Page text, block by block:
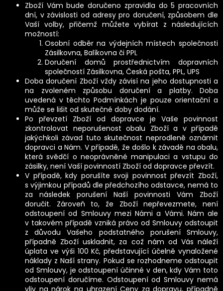
Zboží Vám bude doručeno zpravidla do 5 pracovních
dní, v závislosti od adresy pro doručení, způsobem dle
Vaší volby, přičemž můžete vybírat z následujících
možností:
Osobní odběr na výdejních místech společnosti
Zásilkovna, Balíkovna či PPL
Doručení domů prostřednictvím dopravních
společností Zásilkovna, Česká pošta, PPL, UPS
Doba doručení Zboží vždy závisí na jeho dostupnosti a
na zvoleném způsobu doručení a platby. Doba
uvedená v těchto Podmínkách je pouze orientační a
může se lišit od skutečné doby dodání.
Po převzetí Zboží od dopravce je Vaše povinnost
zkontrolovat neporušenost obalu Zboží a v případě
jakýchkoli závad tuto skutečnost neprodleně oznámit
dopravci a Nám. V případě, že došlo k závadě na obalu,
která svědčí o neoprávněné manipulaci a vstupu do
zásilky, není Vaší povinností Zboží od dopravce převzít.
V případě, kdy porušíte svoji povinnost převzít Zboží,
s výjimkou případů dle předchozího odstavce, nemá to
za následek porušení Naší povinnosti Vám Zboží
doručit. Zároveň to, že Zboží nepřevezmete, není
odstoupení od Smlouvy mezi Námi a Vámi. Nám ale
v takovém případě vzniká právo od Smlouvy odstoupit
z důvodu Vašeho podstatného porušení Smlouvy,
případně Zboží uskladnit, za což nám od Vás náleží
úplata ve výši 100 Kč, představující účelně vynaložené
náklady z Naší strany. Pokud se rozhodneme odstoupit
od Smlouvy, je odstoupení účinné v den, kdy Vám toto
odstoupení doručíme. Odstoupení od Smlouvy nemá